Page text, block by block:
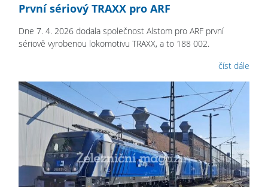
První sériový TRAXX pro ARF
Dne 7. 4. 2026 dodala společnost Alstom pro ARF první
sériově vyrobenou lokomotivu TRAXX, a to 188 002.
číst dále